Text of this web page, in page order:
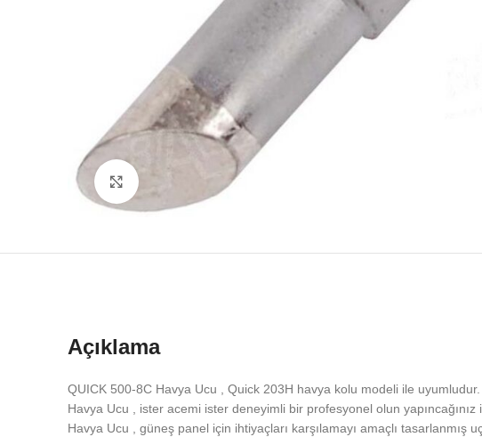
Büyütmek için tıklayın
Açıklama
QUICK 500-8C Havya Ucu , Quick 203H havya kolu modeli ile
Havya Ucu , ister acemi ister deneyimli bir profesyonel olun
Havya Ucu , güneş panel için ihtiyaçları karşılamayı amaçlı